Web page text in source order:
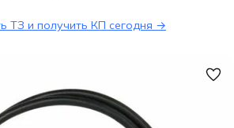
ТЗ и получить КП сегодня →